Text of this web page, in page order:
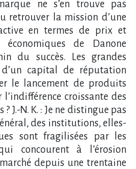
ne s’en trouve pas
retrouver la mission d’une
en termes de prix et
de Danone
du succès. Les grandes
capital de réputation
le lancement de produits
l’indifférence croissante des
J.-N. K. : Je ne distingue pas
des institutions, elles-
sont fragilisées par les
concourent à l’érosion
depuis une trentaine